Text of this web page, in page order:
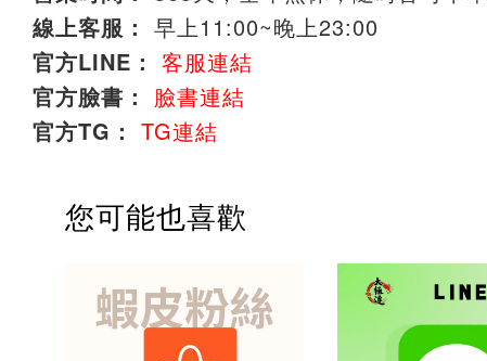
線上客服： 早上11:00~晚上23:00
官方LINE： 客服連結
官方臉書： 臉書連結
官方TG： TG連結
您可能也喜歡